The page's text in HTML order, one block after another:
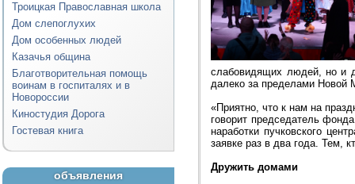
Троицкая Православная школа
Дом слепоглухих
Дом особенных людей
Казачья община
Благотворительная помощь
воинам в госпиталях и в
Новороссии
Киностудия Дорога
Гостевая книга
объявления
слабовидящих людей, но и
далеко за пределами Новой
«Приятно, что к нам на
говорит председатель
наработки пучковского
заявке раз в два года. Тем,
Дружить домами